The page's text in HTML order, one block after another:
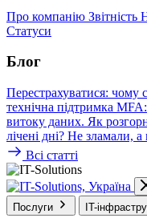
Про компанію Звітність
Статуси
Блог
Перестрахуватися: чому
технічна підтримка MFA:
витоку даних. Як
лічені дні? Не зламали, а
Всі статті
Послуги IT-